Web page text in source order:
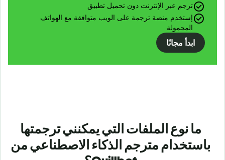
ترجم عبر الإنترنت دون تحميل تطبيق
إستخدم منصة ترجمة على الويب متوافقة مع الهواتف
المحمولة
ابدأ مجانًا
ما نوع الملفات التي يمكنني ترجمتها
باستخدام مترجم الذكاء الاصطناعي من